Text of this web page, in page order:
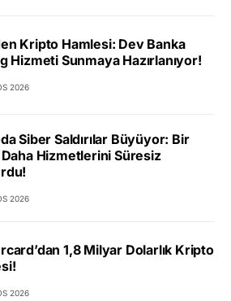
Kripto Hamlesi: Dev Banka
Hizmeti Sunmaya Hazırlanıyor!
2026
Siber Saldırılar Büyüyor: Bir
Hizmetlerini Süresiz
2026
1,8 Milyar Dolarlık Kripto
2026